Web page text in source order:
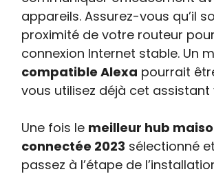
appareils. Assurez-vous qu’il
proximité de votre routeur
connexion Internet stable. Un
compatible Alexa pourrait
vous utilisez déjà cet assistant
Une fois le meilleur hub
connectée 2023 sélectionné
passez à l’étape de